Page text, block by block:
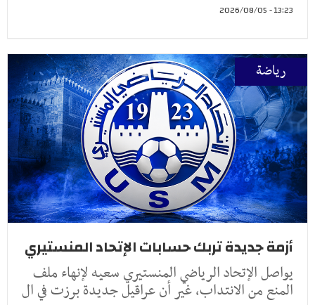
13:23 - 2026/08/05
رياضة
أزمة جديدة تربك حسابات الإتحاد المنستيري
يواصل الإتحاد الرياضي المنستيري سعيه لإنهاء ملف
المنع من الانتداب، غير أن عراقيل جديدة برزت في ال